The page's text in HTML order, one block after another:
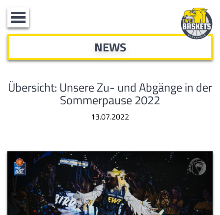
Toggle
navigation
NEWS
Übersicht: Unsere Zu- und Abgänge in der
Sommerpause 2022
13.07.2022